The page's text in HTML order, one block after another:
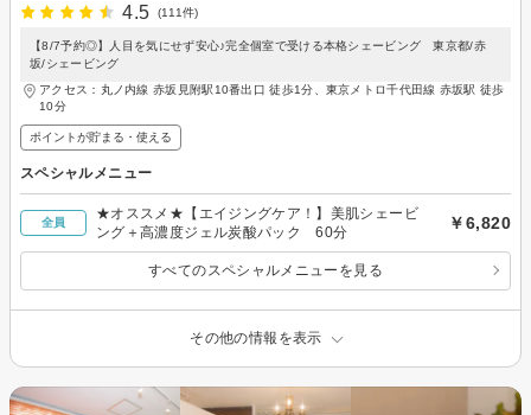
4.5
(111件)
【8/7予約◎】人目を気にせず安心♪完全個室で受ける本格シェービング 東京都/赤
坂/シェービング
アクセス：丸ノ内線 赤坂見附駅10番出口 徒歩1分、東京メトロ千代田線 赤坂駅 徒歩
10分
ポイントが貯まる・使える
スペシャルメニュー
全員
★オススメ★【エイジングケア！】美肌シェービ
ング＋高濃度ジェル炭酸パック 60分
￥6,820
すべてのスペシャルメニューを見る
その他の情報を表示